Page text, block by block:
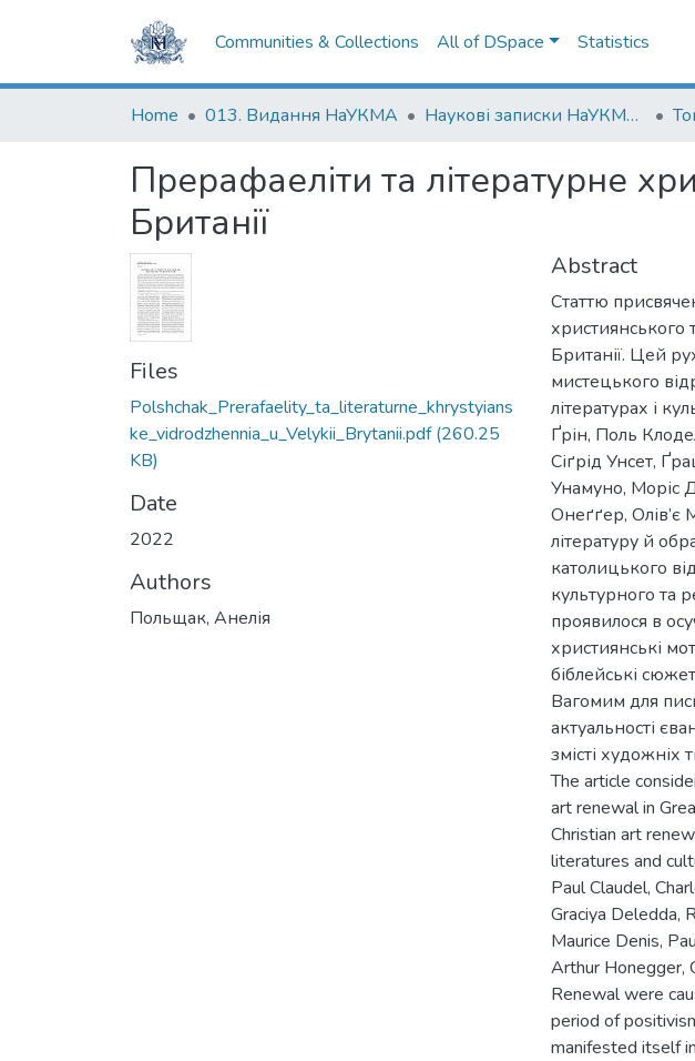
Communities & Collections All of DSpace Statistics
Home 013. Видання НаУКМА Наукові записки НаУКМА. Літературознавство
Прерафаеліти та літературне
Британії
Files
Polshchak_Prerafaelity_ta_literaturne_khrystyians
ke_vidrodzhennia_u_Velykii_Brytanii.pdf(260.25
KB)
Date
2022
Authors
Польщак, Анелія
Abstract
Статтю
християнського
Британії. Цей
мистецького
літературах і
Ґрін, Поль
Сіґрід Унсет,
Унамуно, Моріс
Онеґґер, Олів’є
літературу й
католицького
культурного та
проявилося в
християнські
біблейські
Вагомим для
актуальності
змісті художніх
The article
art renewal in
Christian art
literatures and
Paul Claudel,
Graciya Deledda,
Maurice Denis,
Arthur Honegger,
Renewal were
period of
manifested itself